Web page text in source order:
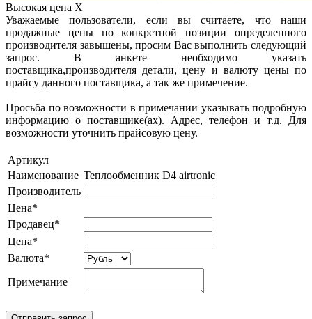
Высокая цена X
Уважаемые пользователи, если вы считаете, что наши
продажные цены по конкретной позиции определенного
производителя завышены, просим Вас выполнить следующий
запрос. В анкете необходимо указать
поставщика,производителя детали, цену и валюту цены по
прайсу данного поставщика, а так же примечение.
Просьба по возможности в примечании указывать подробную
информацию о поставщике(ах). Адрес, телефон и т.д. Для
возможности уточнить прайсовую цену.
Артикул
Наименование Теплообменник D4 airtronic
Производитель
Цена*
Продавец*
Цена*
Валюта*
Примечание